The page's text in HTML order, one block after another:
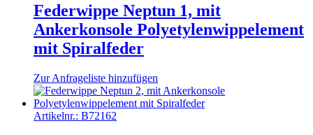
Federwippe Neptun 1, mit
Ankerkonsole Polyetylenwippelement
mit Spiralfeder
Zur Anfrageliste hinzufügen
Artikelnr.: B72162